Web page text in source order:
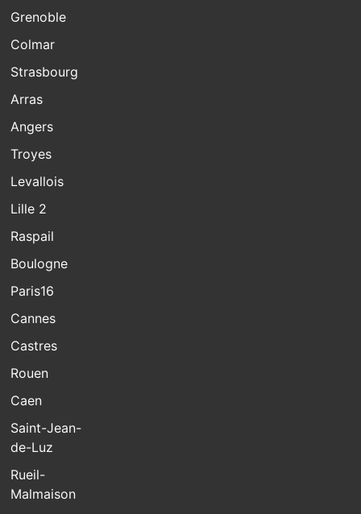
Grenoble
Colmar
Strasbourg
Arras
Angers
Troyes
Levallois
Lille 2
Raspail
Boulogne
Paris16
Cannes
Castres
Rouen
Caen
Saint-Jean-
de-Luz
Rueil-
Malmaison